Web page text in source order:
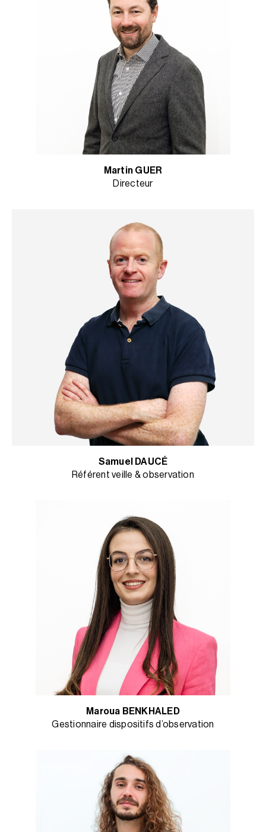
Martin GUER
Directeur
Samuel DAUCÉ
Référent veille & observation
Maroua BENKHALED
Gestionnaire dispositifs d’observation